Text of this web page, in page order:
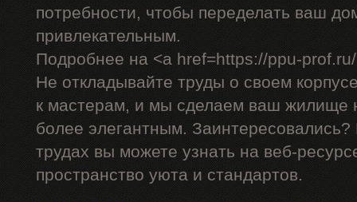
потребности, чтобы переделать ваш
привлекательным.
Подробнее на <a href=https://ppu-
Не откладывайте труды о своем
к мастерам, и мы сделаем ваш жилище
более элегантным.
трудах вы можете узнать на веб-
пространство уюта и стандартов.